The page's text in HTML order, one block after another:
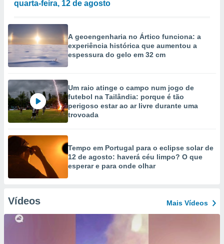
quarta-feira, 12 de agosto
A geoengenharia no Ártico funciona: a
experiência histórica que aumentou a
espessura do gelo em 32 cm
Um raio atinge o campo num jogo de
futebol na Tailândia: porque é tão
perigoso estar ao ar livre durante uma
trovoada
Tempo em Portugal para o eclipse solar de
12 de agosto: haverá céu limpo? O que
esperar e para onde olhar
Vídeos Mais Vídeos